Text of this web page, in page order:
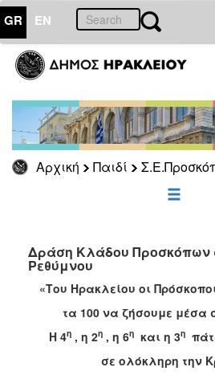
GR EN
Αρχική Παιδί
ΠΑΙΔΙ
ΕΠΙΚΑΙΡΟΤΗΤΑ
ΔΗΜΟΤΗΣ
ΗΡΑΚΛΕΙΟ
Δράση Κλάδου Προσκόπων
Ρεθύμνου
«Του Ηρακλείου οι
τα 100 να ζήσουμε μέσα
Η 4η, η 2η, η 6ηκαι η 3η
σε ολόκληρη την